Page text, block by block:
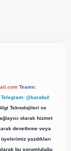
Teams:
Telegram: @karabul
Teknolojileri ve
olarak hizmet
denetleme veya
yazdıkları
bu sorumluluğu